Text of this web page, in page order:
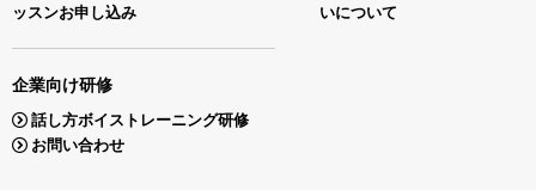
ッスンお申し込み
いについて
企業向け研修
話し方ボイストレーニング研修
お問い合わせ